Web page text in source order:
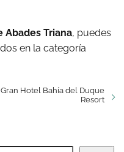
Abades Triana, puedes
en la categoría
Gran Hotel Bahía del Duque
Resort